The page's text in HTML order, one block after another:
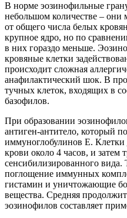
В норме эозинофильные
небольшом количестве – они
от общего числа белых
крупное ядро, но по
в них гораздо меньше.
кровяные клетки
происходит сложная
анафилактический шок. В
тучных клеток, входящих в
базофилов.
При образовании
антиген-антитело, который
иммуноглобулинов Е.
крови около 4 часов, и затем
сенсибилизированного
поглощение иммунных
гистамин и уничтожающие
вещества. Средняя
эозинофилов составляет